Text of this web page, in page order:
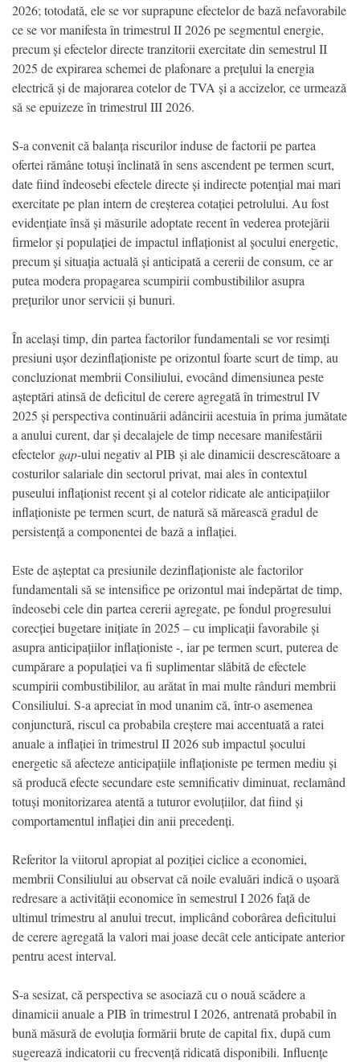
2026; totodată, ele se vor suprapune efectelor de bază nefavorabile
ce se vor manifesta în trimestrul II 2026 pe segmentul energie,
precum și efectelor directe tranzitorii exercitate din semestrul II
2025 de expirarea schemei de plafonare a prețului la energia
electrică și de majorarea cotelor de TVA și a accizelor, ce urmează
să se epuizeze în trimestrul III 2026.
S-a convenit că balanța riscurilor induse de factorii pe partea
ofertei rămâne totuși înclinată în sens ascendent pe termen scurt,
date fiind îndeosebi efectele directe și indirecte potențial mai mari
exercitate pe plan intern de creșterea cotației petrolului. Au fost
evidențiate însă și măsurile adoptate recent în vederea protejării
firmelor și populației de impactul inflaționist al șocului energetic,
precum și situația actuală și anticipată a cererii de consum, ce ar
putea modera propagarea scumpirii combustibililor asupra
prețurilor unor servicii și bunuri.
În același timp, din partea factorilor fundamentali se vor resimți
presiuni ușor dezinflaționiste pe orizontul foarte scurt de timp, au
concluzionat membrii Consiliului, evocând dimensiunea peste
așteptări atinsă de deficitul de cerere agregată în trimestrul IV
2025 și perspectiva continuării adâncirii acestuia în prima jumătate
a anului curent, dar și decalajele de timp necesare manifestării
efectelor gap-ului negativ al PIB și ale dinamicii descrescătoare a
costurilor salariale din sectorul privat, mai ales în contextul
puseului inflaționist recent și al cotelor ridicate ale anticipațiilor
inflaționiste pe termen scurt, de natură să mărească gradul de
persistență a componentei de bază a inflației.
Este de așteptat ca presiunile dezinflaționiste ale factorilor
fundamentali să se intensifice pe orizontul mai îndepărtat de timp,
îndeosebi cele din partea cererii agregate, pe fondul progresului
corecției bugetare inițiate în 2025 – cu implicații favorabile și
asupra anticipațiilor inflaționiste -, iar pe termen scurt, puterea de
cumpărare a populației va fi suplimentar slăbită de efectele
scumpirii combustibililor, au arătat în mai multe rânduri membrii
Consiliului. S-a apreciat în mod unanim că, într-o asemenea
conjunctură, riscul ca probabila creștere mai accentuată a ratei
anuale a inflației în trimestrul II 2026 sub impactul șocului
energetic să afecteze anticipațiile inflaționiste pe termen mediu și
să producă efecte secundare este semnificativ diminuat, reclamând
totuși monitorizarea atentă a tuturor evoluțiilor, dat fiind și
comportamentul inflației din anii precedenți.
Referitor la viitorul apropiat al poziției ciclice a economiei,
membrii Consiliului au observat că noile evaluări indică o ușoară
redresare a activității economice în semestrul I 2026 față de
ultimul trimestru al anului trecut, implicând coborârea deficitului
de cerere agregată la valori mai joase decât cele anticipate anterior
pentru acest interval.
S-a sesizat, că perspectiva se asociază cu o nouă scădere a
dinamicii anuale a PIB în trimestrul I 2026, antrenată probabil în
bună măsură de evoluția formării brute de capital fix, după cum
sugerează indicatorii cu frecvență ridicată disponibili. Influențe